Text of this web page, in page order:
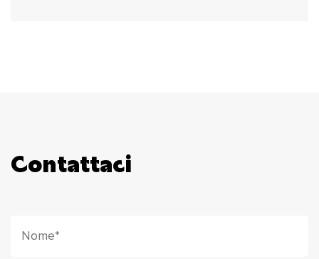
Contattaci